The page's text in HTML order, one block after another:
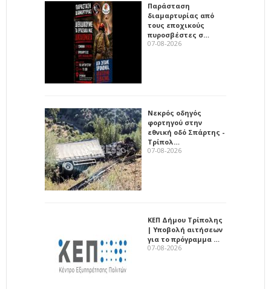
Παράσταση
διαμαρτυρίας από
τους εποχικούς
πυροσβέστες σ…
07-08-2026
Νεκρός οδηγός
φορτηγού στην
εθνική οδό Σπάρτης -
Τρίπολ…
07-08-2026
ΚΕΠ Δήμου Τρίπολης
| Υποβολή αιτήσεων
για το πρόγραμμα …
07-08-2026